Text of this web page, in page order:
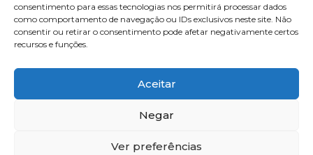
consentimento para essas tecnologias nos permitirá processar dados
como comportamento de navegação ou IDs exclusivos neste site. Não
consentir ou retirar o consentimento pode afetar negativamente certos
recursos e funções.
Aceitar
Negar
Ver preferências
FOTOS
Webmail
Artigos
Escritores do Sistema
SAUS Quadra 06, Bloco K, Ed.Belvedere sala 201 Asa Sul Brasilia-DF CEP: 70070-